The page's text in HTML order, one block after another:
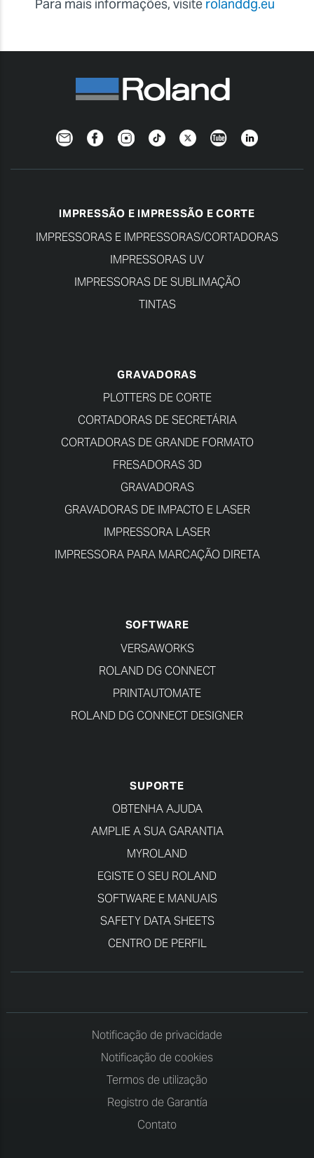
Para mais informações, visite rolanddg.eu
NewsletterFacebookInstagramTikTokTwitterYouTubeLinkedin
IMPRESSÃO E IMPRESSÃO E CORTE
IMPRESSORAS E IMPRESSORAS/CORTADORAS
IMPRESSORAS UV
IMPRESSORAS DE SUBLIMAÇÃO
TINTAS
GRAVADORAS
PLOTTERS DE CORTE
CORTADORAS DE SECRETÁRIA
CORTADORAS DE GRANDE FORMATO
FRESADORAS 3D
GRAVADORAS
GRAVADORAS DE IMPACTO E LASER
IMPRESSORA LASER
IMPRESSORA PARA MARCAÇÃO DIRETA
SOFTWARE
VERSAWORKS
ROLAND DG CONNECT
PRINTAUTOMATE
ROLAND DG CONNECT DESIGNER
SUPORTE
OBTENHA AJUDA
AMPLIE A SUA GARANTIA
MYROLAND
EGISTE O SEU ROLAND
SOFTWARE E MANUAIS
SAFETY DATA SHEETS
CENTRO DE PERFIL
Notificação de privacidade
Notificação de cookies
Termos de utilização
Registro de Garantía
Contato